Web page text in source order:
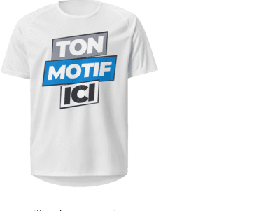
Ajouter
à la
wishlist